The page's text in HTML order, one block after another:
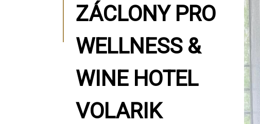
ZÁCLONY PRO
WELLNESS &
WINE HOTEL
VOLARIK